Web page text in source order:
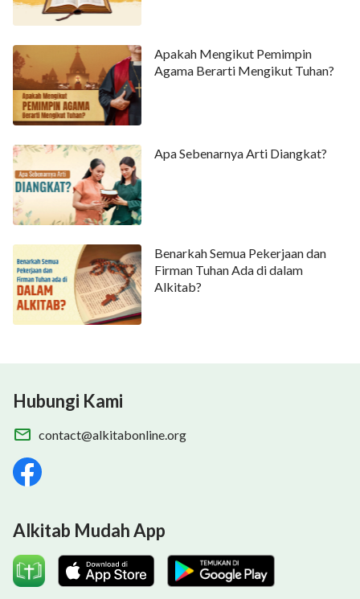
Apakah Mengikut Pemimpin
Agama Berarti Mengikut Tuhan?
Apa Sebenarnya Arti Diangkat?
Benarkah Semua Pekerjaan dan
Firman Tuhan Ada di dalam
Alkitab?
Hubungi Kami
contact@alkitabonline.org
Alkitab Mudah App